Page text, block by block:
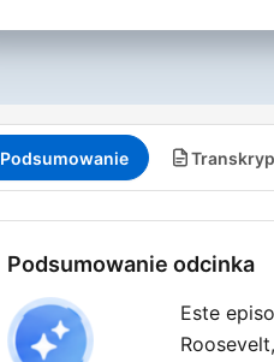
Podsumowanie
Podsumowanie odcinka
Este